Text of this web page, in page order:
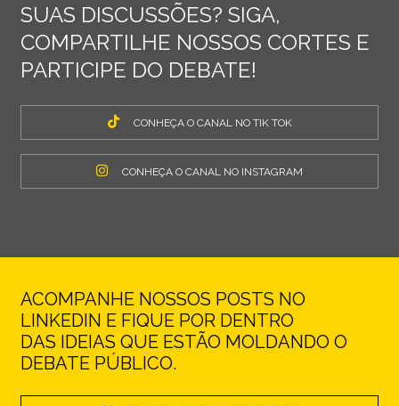
SUAS DISCUSSÕES? SIGA,
COMPARTILHE NOSSOS CORTES E
PARTICIPE DO DEBATE!
CONHEÇA O CANAL NO TIK TOK
CONHEÇA O CANAL NO INSTAGRAM
ACOMPANHE NOSSOS POSTS NO
LINKEDIN E FIQUE POR DENTRO
DAS IDEIAS QUE ESTÃO MOLDANDO O
DEBATE PÚBLICO.